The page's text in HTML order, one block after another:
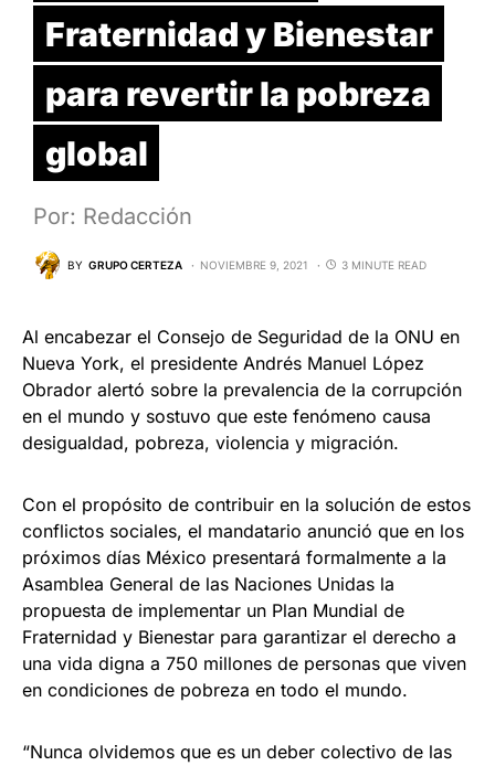
Fraternidad y Bienestar
para revertir la pobreza
global
Por: Redacción
BY GRUPO CERTEZA NOVIEMBRE 9, 2021 3 MINUTE READ
Al encabezar el Consejo de Seguridad de la ONU en
Nueva York, el presidente Andrés Manuel López
Obrador alertó sobre la prevalencia de la corrupción
en el mundo y sostuvo que este fenómeno causa
desigualdad, pobreza, violencia y migración.
Con el propósito de contribuir en la solución de estos
conflictos sociales, el mandatario anunció que en los
próximos días México presentará formalmente a la
Asamblea General de las Naciones Unidas la
propuesta de implementar un Plan Mundial de
Fraternidad y Bienestar para garantizar el derecho a
una vida digna a 750 millones de personas que viven
en condiciones de pobreza en todo el mundo.
“Nunca olvidemos que es un deber colectivo de las